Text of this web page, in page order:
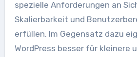
spezielle Anforderungen an
Skalierbarkeit und
erfüllen. Im Gegensatz dazu
WordPress besser für kleinere